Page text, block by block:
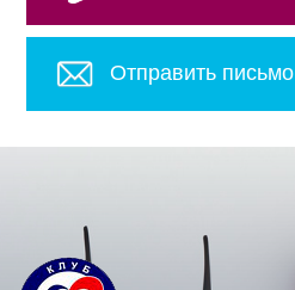
Отправить письмо